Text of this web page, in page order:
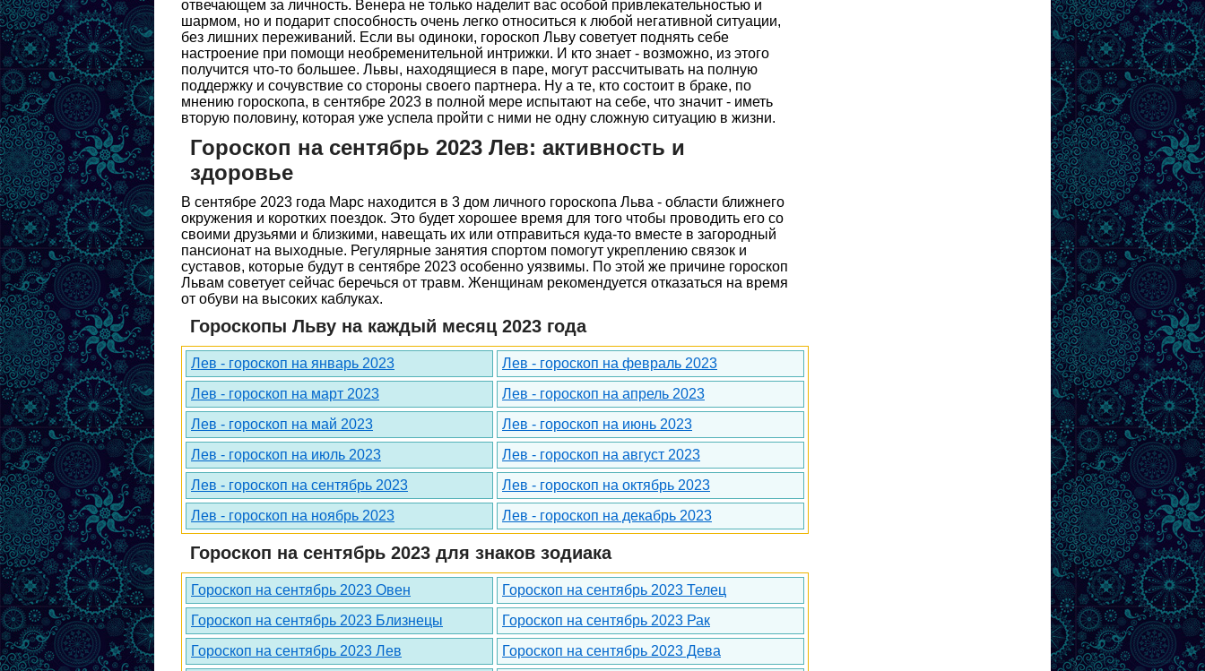
отвечающем за личность. Венера не только наделит вас особой привлекательностью и
шармом, но и подарит способность очень легко относиться к любой негативной ситуации,
без лишних переживаний. Если вы одиноки, гороскоп Льву советует поднять себе
настроение при помощи необременительной интрижки. И кто знает - возможно, из этого
получится что-то большее. Львы, находящиеся в паре, могут рассчитывать на полную
поддержку и сочувствие со стороны своего партнера. Ну а те, кто состоит в браке, по
мнению гороскопа, в сентябре 2023 в полной мере испытают на себе, что значит - иметь
вторую половину, которая уже успела пройти с ними не одну сложную ситуацию в жизни.
Гороскоп на сентябрь 2023 Лев: активность и
здоровье
В сентябре 2023 года Марс находится в 3 дом личного гороскопа Льва - области ближнего
окружения и коротких поездок. Это будет хорошее время для того чтобы проводить его со
своими друзьями и близкими, навещать их или отправиться куда-то вместе в загородный
пансионат на выходные. Регулярные занятия спортом помогут укреплению связок и
суставов, которые будут в сентябре 2023 особенно уязвимы. По этой же причине гороскоп
Львам советует сейчас беречься от травм. Женщинам рекомендуется отказаться на время
от обуви на высоких каблуках.
Гороскопы Льву на каждый месяц 2023 года
Лев - гороскоп на январь 2023
Лев - гороскоп на февраль 2023
Лев - гороскоп на март 2023
Лев - гороскоп на апрель 2023
Лев - гороскоп на май 2023
Лев - гороскоп на июнь 2023
Лев - гороскоп на июль 2023
Лев - гороскоп на август 2023
Лев - гороскоп на сентябрь 2023
Лев - гороскоп на октябрь 2023
Лев - гороскоп на ноябрь 2023
Лев - гороскоп на декабрь 2023
Гороскоп на сентябрь 2023 для знаков зодиака
Гороскоп на сентябрь 2023 Овен
Гороскоп на сентябрь 2023 Телец
Гороскоп на сентябрь 2023 Близнецы
Гороскоп на сентябрь 2023 Рак
Гороскоп на сентябрь 2023 Лев
Гороскоп на сентябрь 2023 Дева